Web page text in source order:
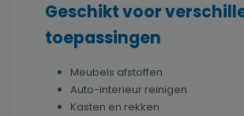
Geschikt voor
toepassingen
Meubels afstoffen
Auto-interieur reinigen
Kasten en rekken